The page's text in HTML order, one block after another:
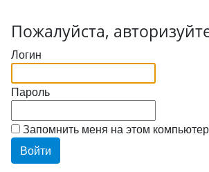
Пожалуйста,
Логин
Пароль
Запомнить меня на этом